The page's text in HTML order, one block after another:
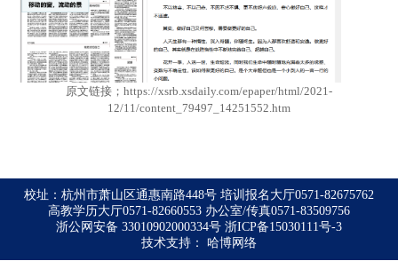
原文链接；https://xsrb.xsdaily.com/epaper/html/2021-
12/11/content_79497_14251552.htm
校址：杭州市萧山区通惠南路448号 培训报名大厅0571-82675762
高教学历大厅0571-82660553 办公室/传真0571-83509756
浙公网安备 33010902000334号 浙ICP备15030111号-3
技术支持： 哈博网络